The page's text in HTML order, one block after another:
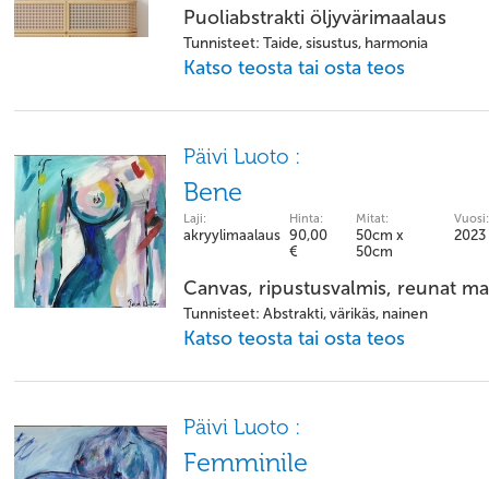
Puoliabstrakti öljyvärimaalaus
Tunnisteet: Taide, sisustus, harmonia
Katso teosta tai osta teos
Päivi Luoto :
Bene
Laji:
akryylimaalaus
Hinta:
90,00
€
Mitat:
50cm x
50cm
Vuosi:
2023
Canvas, ripustusvalmis, reunat
Tunnisteet: Abstrakti, värikäs, nainen
Katso teosta tai osta teos
Päivi Luoto :
Femminile